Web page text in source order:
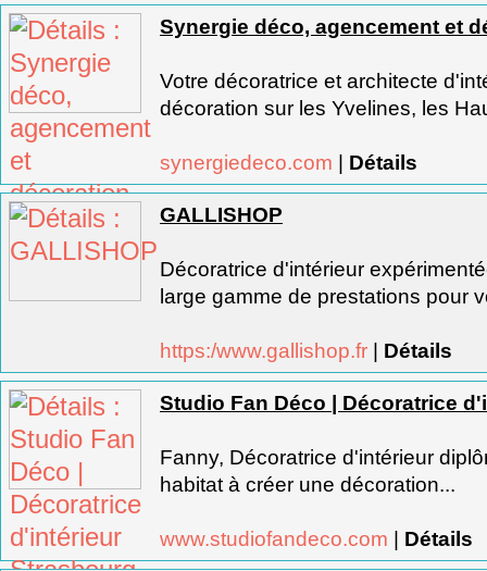
Synergie déco, agencement et
Votre décoratrice et architecte
décoration sur les Yvelines, les
synergiedeco.com | Détails
GALLISHOP
Décoratrice d'intérieur
large gamme de prestations pour
https:/www.gallishop.fr | Détails
Studio Fan Déco | Décoratrice
Fanny, Décoratrice d'intérieur
habitat à créer une décoration...
www.studiofandeco.com | Détails